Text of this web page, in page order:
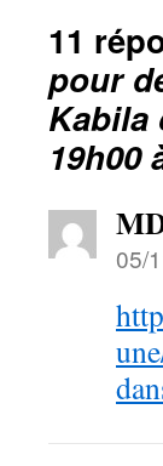
11
pour
Kabila
19h00
05/